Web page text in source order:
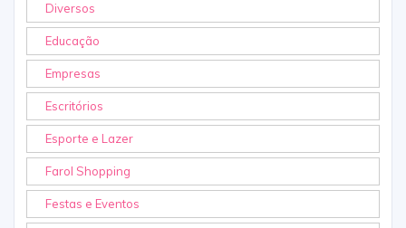
Diversos
Educação
Empresas
Escritórios
Esporte e Lazer
Farol Shopping
Festas e Eventos